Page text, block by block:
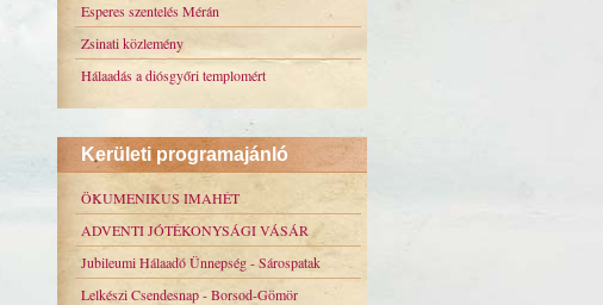
Esperes szentelés Mérán
Zsinati közlemény
Hálaadás a diósgyőri templomért
Kerületi programajánló
ÖKUMENIKUS IMAHÉT
ADVENTI JÓTÉKONYSÁGI VÁSÁR
Jubileumi Hálaadó Ünnepség - Sárospatak
Lelkészi Csendesnap - Borsod-Gömör